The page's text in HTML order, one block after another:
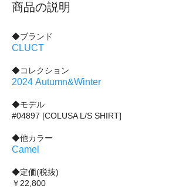
商品の説明
◆ブランド
CLUCT
◆コレクション
2024 Autumn&Winter
◆モデル
#04897 [COLUSA L/S SHIRT]
◆他カラー
Camel
◆定価(税抜)
￥22,800